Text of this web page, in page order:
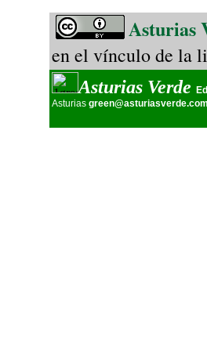
Asturias
en el vínculo de la
Asturias Verde
Asturias green@asturiasverde.com